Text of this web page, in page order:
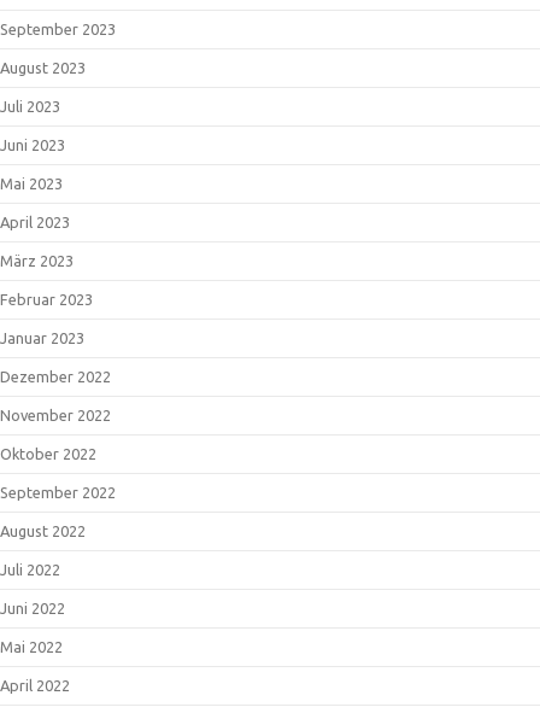
September 2023
August 2023
Juli 2023
Juni 2023
Mai 2023
April 2023
März 2023
Februar 2023
Januar 2023
Dezember 2022
November 2022
Oktober 2022
September 2022
August 2022
Juli 2022
Juni 2022
Mai 2022
April 2022